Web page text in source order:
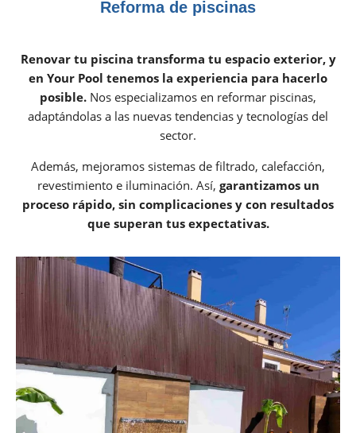
Reforma de piscinas
Renovar tu piscina transforma tu espacio exterior, y
en Your Pool tenemos la experiencia para hacerlo
posible. Nos especializamos en reformar piscinas,
adaptándolas a las nuevas tendencias y tecnologías del
sector.
Además, mejoramos sistemas de filtrado, calefacción,
revestimiento e iluminación. Así, garantizamos un
proceso rápido, sin complicaciones y con resultados
que superan tus expectativas.